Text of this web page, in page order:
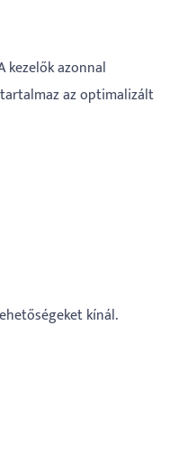
kezelők azonnal
az optimalizált
kínál.